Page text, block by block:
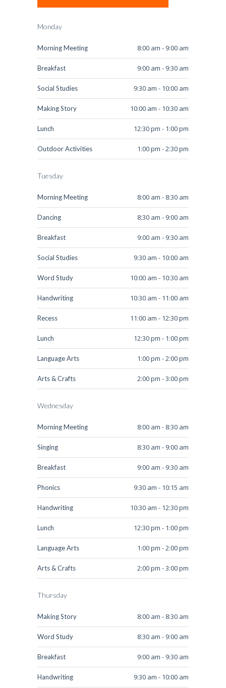
Monday
Morning Meeting 8:00 am - 9:00 am
Breakfast 9:00 am - 9:30 am
Social Studies 9:30 am - 10:00 am
Making Story 10:00 am - 10:30 am
Lunch 12:30 pm - 1:00 pm
Outdoor Activities 1:00 pm - 2:30 pm
Tuesday
Morning Meeting 8:00 am - 8:30 am
Dancing 8:30 am - 9:00 am
Breakfast 9:00 am - 9:30 am
Social Studies 9:30 am - 10:00 am
Word Study 10:00 am - 10:30 am
Handwriting 10:30 am - 11:00 am
Recess 11:00 am - 12:30 pm
Lunch 12:30 pm - 1:00 pm
Language Arts 1:00 pm - 2:00 pm
Arts & Crafts 2:00 pm - 3:00 pm
Wednesday
Morning Meeting 8:00 am - 8:30 am
Singing 8:30 am - 9:00 am
Breakfast 9:00 am - 9:30 am
Phonics 9:30 am - 10:15 am
Handwriting 10:30 am - 12:30 pm
Lunch 12:30 pm - 1:00 pm
Language Arts 1:00 pm - 2:00 pm
Arts & Crafts 2:00 pm - 3:00 pm
Thursday
Making Story 8:00 am - 8:30 am
Word Study 8:30 am - 9:00 am
Breakfast 9:00 am - 9:30 am
Handwriting 9:30 am - 10:00 am